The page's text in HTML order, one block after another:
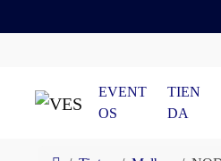
EVENT
OS
TIEN
DA